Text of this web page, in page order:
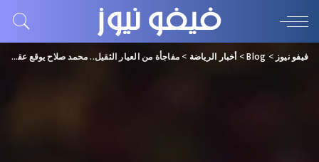
فيفو نيوز >
Blog
>أخبار الرياضة > مفاجأة من العيار الثقيل.. محمد صلاح يوقع عقد انتقاله إلى الدوري السعودي